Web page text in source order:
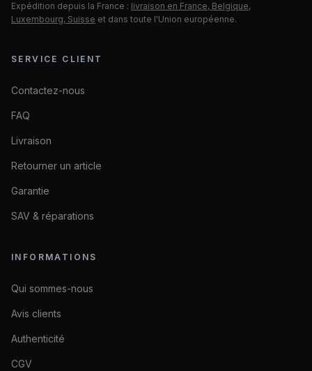
Expédition depuis la France : livraison en France, Belgique,
Luxembourg, Suisse et dans toute l'Union européenne.
SERVICE CLIENT
Contactez-nous
FAQ
Livraison
Retourner un article
Garantie
SAV & réparations
INFORMATIONS
Qui sommes-nous
Avis clients
Authenticité
CGV